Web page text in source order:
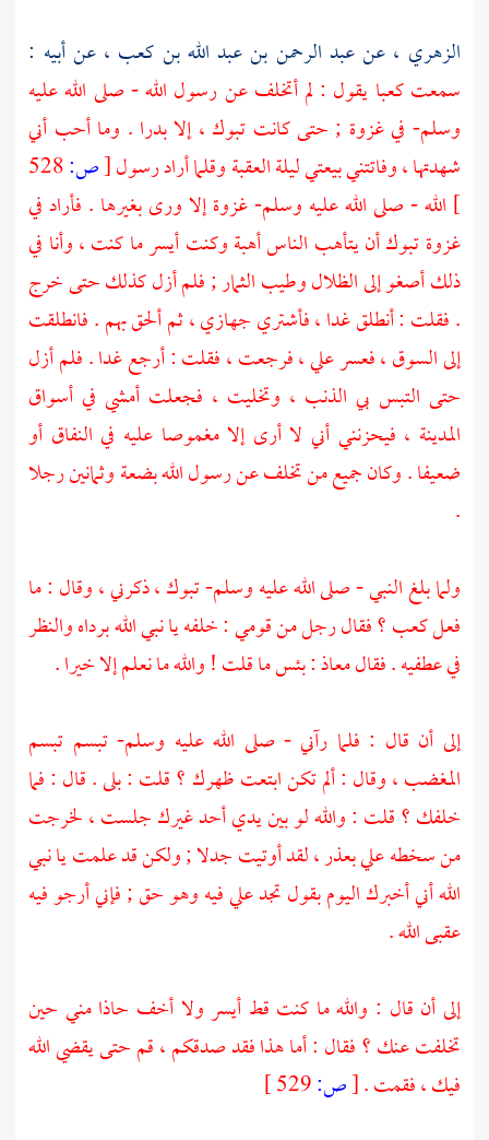
الزهري ، عنعبد الرحمن بن عبد الله بن كعب ، عن أبيه :
سمعتكعبا يقول : لم أتخلف عن رسول الله - صلى الله عليه
وسلم- في غزوة ; حتى كانت تبوك ، إلابدرا . وما أحب أني
شهدتها ، وفاتتني بيعتي ليلةالعقبةوقلما أراد رسول[ص:528
] الله - صلى الله عليه وسلم- غزوة إلا ورى بغيرها . فأراد في
غزوةتبوكأن يتأهب الناس أهبة وكنت أيسر ما كنت ، وأنا في
ذلك أصغو إلى الظلال وطيب الثمار ; فلم أزل كذلك حتى خرج
. فقلت : أنطلق غدا ، فأشتري جهازي ، ثم ألحق بهم . فانطلقت
إلى السوق ، فعسر علي ، فرجعت ، فقلت : أرجع غدا . فلم أزل
حتى التبس بي الذنب ، وتخليت ، فجعلت أمشي في أسواق
المدينة ، فيحزنني أني لا أرى إلا مغموصا عليه في النفاق أو
ضعيفا . وكان جميع من تخلف عن رسول الله بضعة وثمانين رجلا
.
ولما بلغ النبي - صلى الله عليه وسلم-تبوك، ذكرني ، وقال : ما
فعلكعب ؟فقال رجل من قومي : خلفه يا نبي الله برداه والنظر
في عطفيه . فقالمعاذ: بئس ما قلت ! والله ما نعلم إلا خيرا .
إلى أن قال : فلما رآني - صلى الله عليه وسلم- تبسم تبسم
المغضب ، وقال : ألم تكن ابتعت ظهرك ؟ قلت : بلى . قال : فما
خلفك ؟ قلت : والله لو بين يدي أحد غيرك جلست ، لخرجت
من سخطه علي بعذر ، لقد أوتيت جدلا ; ولكن قد علمت يا نبي
الله أني أخبرك اليوم بقول تجد علي فيه وهو حق ; فإني أرجو فيه
عقبى الله .
إلى أن قال : والله ما كنت قط أيسر ولا أخف حاذا مني حين
تخلفت عنك ؟ فقال : أما هذا فقد صدقكم ، قم حتى يقضي الله
فيك ، فقمت .[ص: